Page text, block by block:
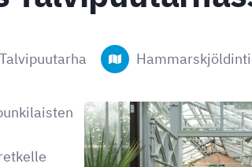
Talvipuutarha